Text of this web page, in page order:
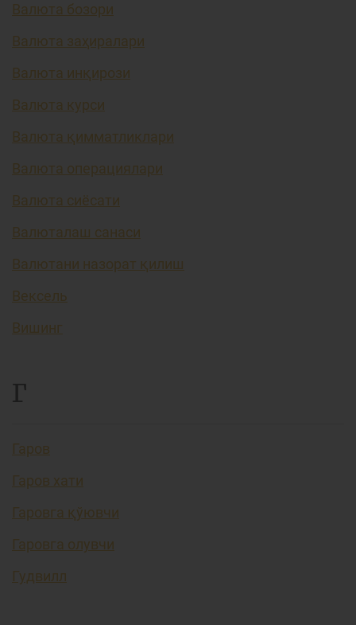
Валюта бозори
Валюта заҳиралари
Валюта инқирози
Валюта курси
Валюта қимматликлари
Валюта операциялари
Валюта сиёсати
Валюталаш санаси
Валютани назорат қилиш
Вексель
Вишинг
Г
Гаров
Гаров хати
Гаровга қўювчи
Гаровга олувчи
Гудвилл